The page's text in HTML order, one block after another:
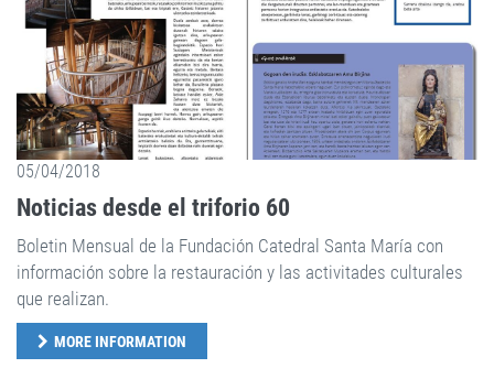
05/04/2018
Noticias desde el triforio 60
Boletin Mensual de la Fundación Catedral Santa María con
información sobre la restauración y las activitades culturales
que realizan.
MORE INFORMATION